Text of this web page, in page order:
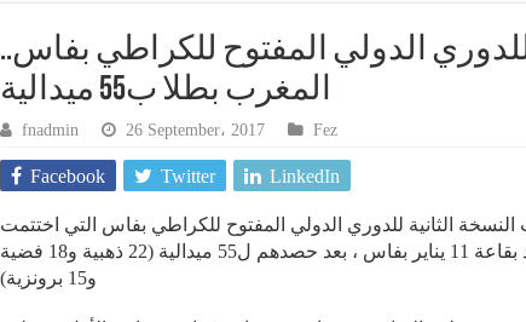
2 للدوري الدولي المفتوح للكراطي بفاس..
المغرب بطلا ب55 ميدالية
fnadmin 26 September، 2017 Fez
Facebook Twitter LinkedIn
النسخة الثانية للدوري الدولي المفتوح للكراطي بفاس التي اختتمت
أطوراها ، مساء امس الأحد بقاعة 11 يناير بفاس ، بعد حصدهم ل55 ميدالية (22 ذهبية و18 فضية
و15 برونزية)